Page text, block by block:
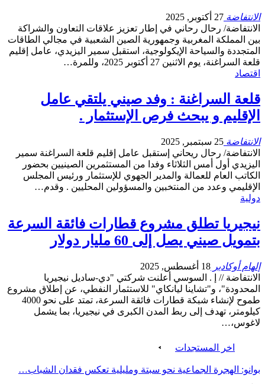
الانتفاضة 27 أكتوبر, 2025
الانتفاضة/ رحال رحاني في إطار تعزيز علاقات التعاون والشراكة
بين المملكة المغربية وجمهورية الصين الشعبية في مجالي الطاقات
المتجددة والسياحة الإيكولوجية، استقبل سمير اليزيدي، عامل إقليم
قلعة السراغنة، يوم الاثنين 27 أكتوبر 2025، وللمرة…
اقتصاد
قلعة السراغنة : وفد صيني يلتقي عامل
الإقليم و يبحث فرص الإستثمار .
الانتفاضة 25 سبتمبر, 2025
الانتفاضة/ رحال ريحاني إستقبل عامل إقليم قلعة السراغنة سمير
اليزيدي أول أمس الثلاثاء وفدا من المستثمرين الصينيين بحضور
الكاتب العام للعمالة والمدير الجهوي للإستثمار ورئيس المجلس
الإقليمي وعدد من المنتخبين والمسؤولين المحليين . وقدم…
دولية
نيجيريا تطلق مشروع قطارات فائقة السرعة
بتمويل صيني يصل إلى 60 مليار دولار
إلهام أوكادير 18 أغسطس, 2025
الانتفاضة // إ . السوسي أعلنت شركتي "دي-ساديل نيجيريا
المحدودة"، و"تشاينا ليانكاي" للاستثمار النفطي، عن إطلاق مشروع
طموح لإنشاء شبكة قطارات فائقة السرعة، تمتد على نحو 4000
كيلومتر، تهدف إلى ربط المدن الكبرى في نيجيريا، بما يشمل
لاغوس،…
اخر المستجدات
بوانو: الهجرة الجماعية نحو سبتة ومليلية تعكس فقدان الشباب…